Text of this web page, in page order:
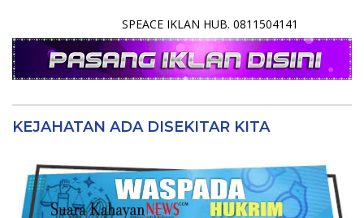
SPEACE IKLAN HUB. 0811504141
KEJAHATAN ADA DISEKITAR KITA